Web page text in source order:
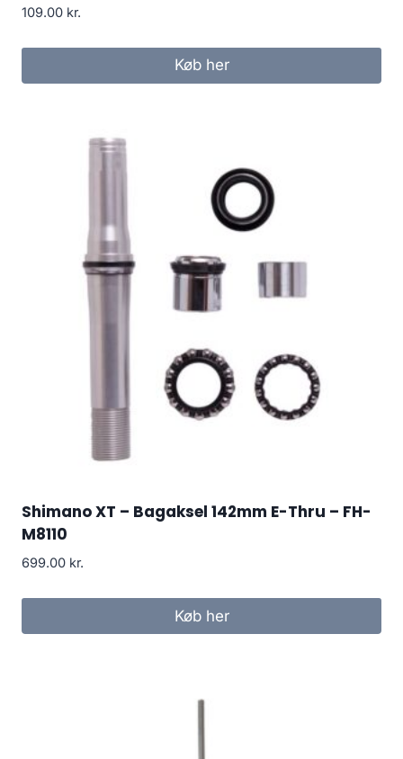
109.00 kr.
Køb her
Shimano XT – Bagaksel 142mm E-Thru – FH-
M8110
699.00 kr.
Køb her